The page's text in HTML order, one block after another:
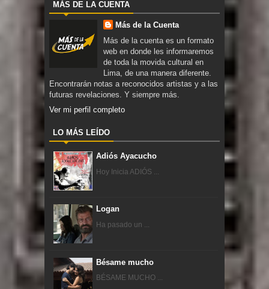
MÁS DE LA CUENTA
Más de la Cuenta
Más de la cuenta es un formato
web en donde les informaremos
de toda la movida cultural en
Lima, de una manera diferente.
Encontrarán notas a reconocidos artistas y a las
futuras revelaciones. Y siempre más.
Ver mi perfil completo
LO MÁS LEÍDO
Adiós Ayacucho
Hoy Inicia ADIÓS ...
Logan
Ha pasado un ...
Bésame mucho
BÉSAME MUCHO ...